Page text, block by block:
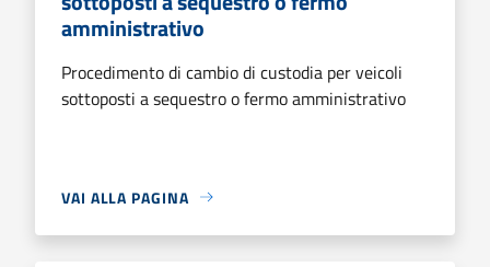
amministrativo
Procedimento di cambio di custodia per veicoli
sottoposti a sequestro o fermo amministrativo
VAI ALLA PAGINA